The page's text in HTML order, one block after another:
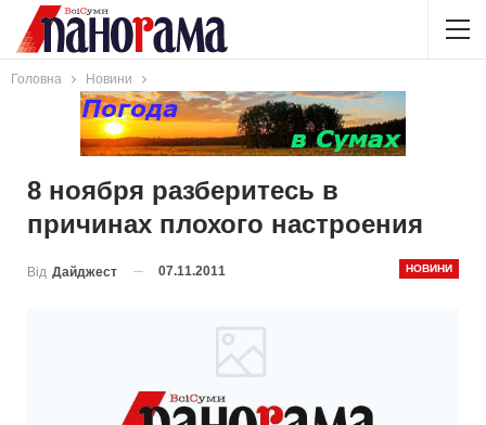
Головна Новини
8 ноября разберитесь в
причинах плохого настроения
НОВИНИ
Від Дайджест 07.11.2011